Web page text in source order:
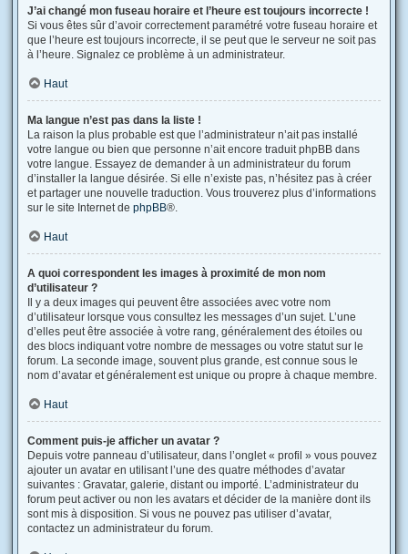
J’ai changé mon fuseau horaire et l’heure est toujours incorrecte !
Si vous êtes sûr d’avoir correctement paramétré votre fuseau horaire et
que l’heure est toujours incorrecte, il se peut que le serveur ne soit pas
à l’heure. Signalez ce problème à un administrateur.
Haut
Ma langue n’est pas dans la liste !
La raison la plus probable est que l’administrateur n’ait pas installé
votre langue ou bien que personne n’ait encore traduit phpBB dans
votre langue. Essayez de demander à un administrateur du forum
d’installer la langue désirée. Si elle n’existe pas, n’hésitez pas à créer
et partager une nouvelle traduction. Vous trouverez plus d’informations
sur le site Internet de phpBB®.
Haut
A quoi correspondent les images à proximité de mon nom
d’utilisateur ?
Il y a deux images qui peuvent être associées avec votre nom
d’utilisateur lorsque vous consultez les messages d’un sujet. L’une
d’elles peut être associée à votre rang, généralement des étoiles ou
des blocs indiquant votre nombre de messages ou votre statut sur le
forum. La seconde image, souvent plus grande, est connue sous le
nom d’avatar et généralement est unique ou propre à chaque membre.
Haut
Comment puis-je afficher un avatar ?
Depuis votre panneau d’utilisateur, dans l’onglet « profil » vous pouvez
ajouter un avatar en utilisant l’une des quatre méthodes d’avatar
suivantes : Gravatar, galerie, distant ou importé. L’administrateur du
forum peut activer ou non les avatars et décider de la manière dont ils
sont mis à disposition. Si vous ne pouvez pas utiliser d’avatar,
contactez un administrateur du forum.